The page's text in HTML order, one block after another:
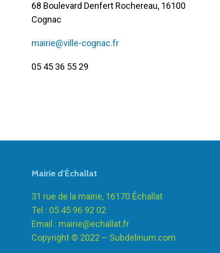
68 Boulevard Denfert Rochereau, 16100
Cognac
mairie@ville-cognac.fr
05 45 36 55 29
Mairie d’Échallat
31 rue de la mairie, 16170 Échallat
Tel : 05 45 96 92 02
Email : mairie@echallat.fr
Copyright © 2022 – Subdelirium.com